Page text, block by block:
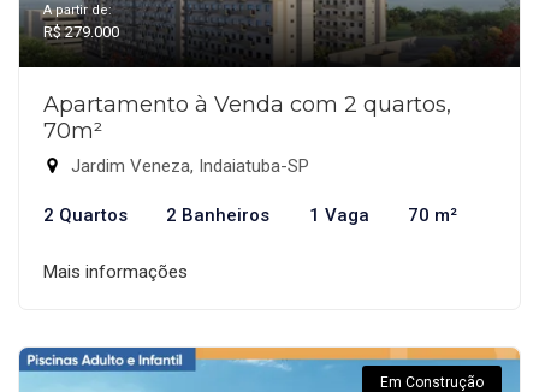
A partir de:
R$ 279.000
Apartamento à Venda com 2 quartos,
70m²
Jardim Veneza, Indaiatuba-SP
2 Quartos 2 Banheiros 1 Vaga 70 m²
Mais informações
Em Construção